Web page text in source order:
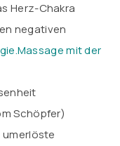
Herz-Chakra
negativen
mit der
Schöpfer)
umerlöste